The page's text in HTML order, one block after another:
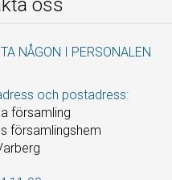
oss
NÅGON I PERSONALEN
och postadress:
församling
församlingshem